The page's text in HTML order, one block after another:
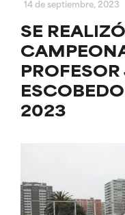
14 de septiembre, 2023
SE
PROFESOR
2023